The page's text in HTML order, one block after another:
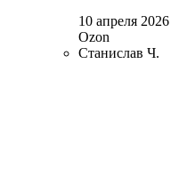
10 апреля 2026
Ozon
Станислав Ч.